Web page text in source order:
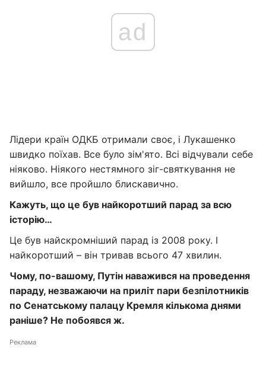
ad
Лідери країн ОДКБ отримали своє, і Лукашенко
швидко поїхав. Все було зім'ято. Всі відчували себе
ніяково. Ніякого нестямного зіг-святкування не
вийшло, все пройшло блискавично.
Кажуть, що це був найкоротший парад за всю
історію…
Це був найскромніший парад із 2008 року. І
найкоротший – він тривав всього 47 хвилин.
Чому, по-вашому, Путін наважився на проведення
параду, незважаючи на приліт пари безпілотників
по Сенатському палацу Кремля кількома днями
раніше? Не побоявся ж.
Реклама